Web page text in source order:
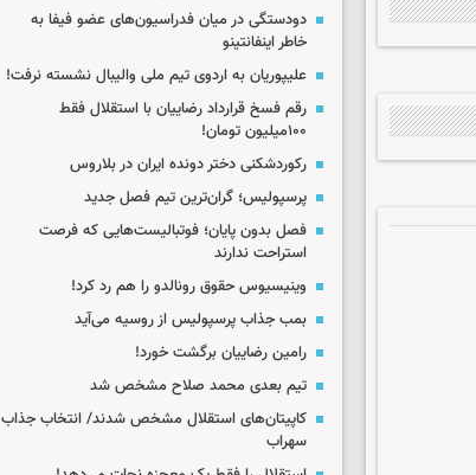
دودستگی در میان فدراسیون‌های عضو فیفا به
خاطر اینفانتینو
علیپوریان به اردوی تیم ملی والیبال نشسته نرفت!
رقم فسخ قرارداد رضاییان با استقلال فقط
۱۰۰میلیون تومان!
رکوردشکنی دختر دونده ایران در بلاروس
پرسپولیس؛ گران‌ترین تیم فصل جدید
فصل بدون پایان؛ فوتبالیست‌هایی که فرصت
استراحت ندارند
وینیسیوس حقوق رونالدو را هم رد کرد!
بمب جذاب پرسپولیس از روسیه می‌آید
رامین رضاییان برگشت خورد!
تیم بعدی محمد صلاح مشخص شد
کاپیتان‌های استقلال مشخص شدند/ انتخاب جذاب
سهراب